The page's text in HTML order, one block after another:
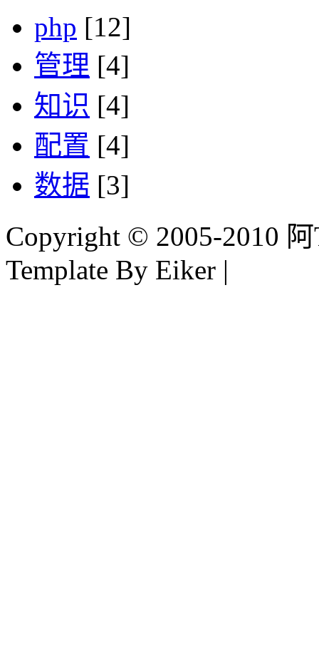
php [12]
管理 [4]
知识 [4]
配置 [4]
数据 [3]
Copyright © 2005-2010
Template By Eiker |